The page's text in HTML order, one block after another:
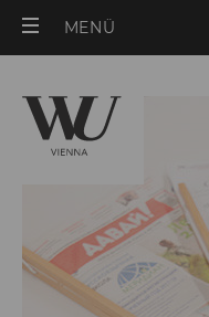
MENÜ